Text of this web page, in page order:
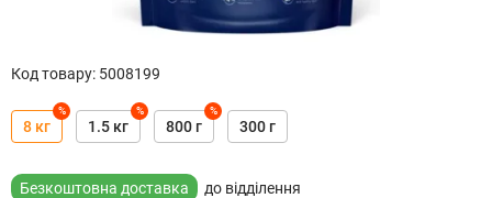
Код товару: 5008199
8 кг
%
1.5 кг
%
800 г
%
300 г
Безкоштовна доставка до відділення